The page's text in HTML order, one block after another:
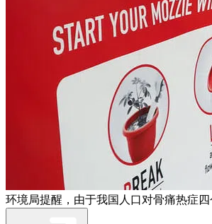
环境局提醒，由于我国人口对骨痛热症